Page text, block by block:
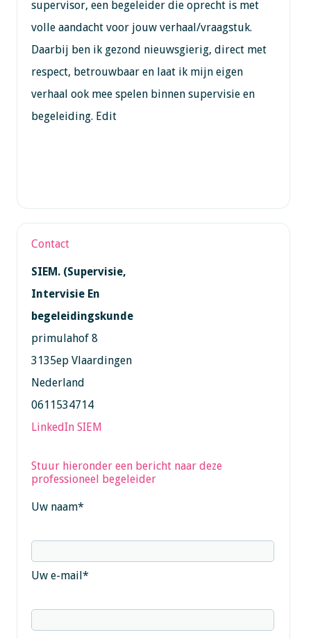
supervisor, een begeleider die oprecht is met
volle aandacht voor jouw verhaal/vraagstuk.
Daarbij ben ik gezond nieuwsgierig, direct met
respect, betrouwbaar en laat ik mijn eigen
verhaal ook mee spelen binnen supervisie en
begeleiding. Edit
Contact
SIEM. (Supervisie,
Intervisie En
begeleidingskunde
primulahof 8
3135ep Vlaardingen
Nederland
0611534714
LinkedIn SIEM
Stuur hieronder een bericht naar deze
professioneel begeleider
Uw naam*
Uw e-mail*